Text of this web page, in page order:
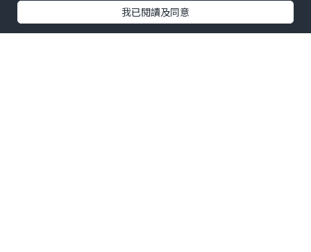
http://www.vst.tw我已閱讀及同意